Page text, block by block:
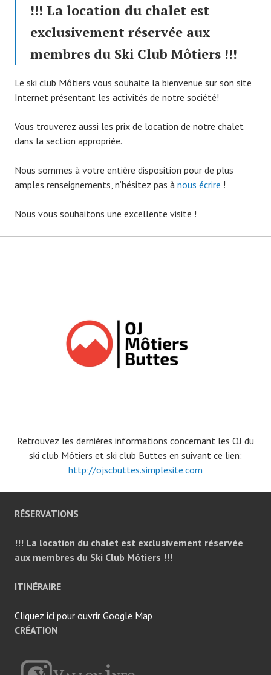
!!! La location du chalet est
exclusivement réservée aux
membres du Ski Club Môtiers !!!
Le ski club Môtiers vous souhaite la bienvenue sur son site
Internet présentant les activités de notre société!
Vous trouverez aussi les prix de location de notre chalet
dans la section appropriée.
Nous sommes à votre entière disposition pour de plus
amples renseignements, n’hésitez pas à nous écrire !
Nous vous souhaitons une excellente visite !
Retrouvez les dernières informations concernant les OJ du
ski club Môtiers et ski club Buttes en suivant ce lien:
http://ojscbuttes.simplesite.com
RÉSERVATIONS
!!! La location du chalet est exclusivement réservée
aux membres du Ski Club Môtiers !!!
ITINÉRAIRE
Cliquez ici pour ouvrir Google Map
CRÉATION